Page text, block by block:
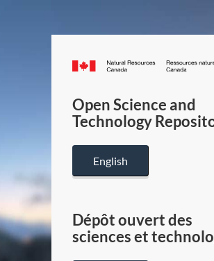
Canada.ca
Open Science and
Technology
English
Dépôt ouvert des
sciences et